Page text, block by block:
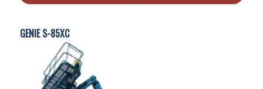
GENIE S-85XC